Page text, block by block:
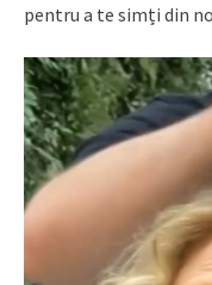
pentru a te simți din